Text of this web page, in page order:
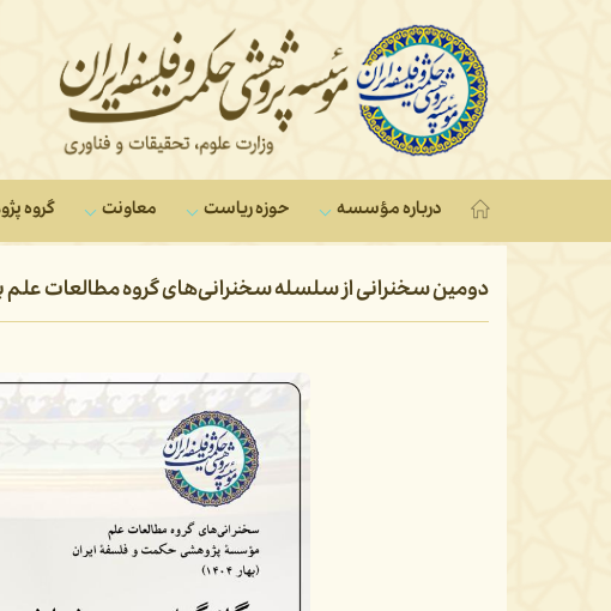
درباره مؤسسه حوزه ریاست معاونت‌ گروه‌
دومین سخنرانی از سلسله سخنرانی‌های گروه مطالعات